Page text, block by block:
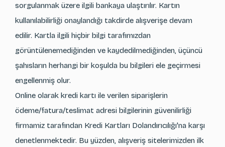
sorgulanmak üzere ilgili bankaya ulaştırılır. Kartın
kullanılabilirliği onaylandığı takdirde alışverişe devam
edilir. Kartla ilgili hiçbir bilgi tarafımızdan
görüntülenemediğinden ve kaydedilmediğinden, üçüncü
şahısların herhangi bir koşulda bu bilgileri ele geçirmesi
engellenmiş olur.
Online olarak kredi kartı ile verilen siparişlerin
ödeme/fatura/teslimat adresi bilgilerinin güvenilirliği
firmamiz tarafından Kredi Kartları Dolandırıcılığı'na karşı
denetlenmektedir. Bu yüzden, alışveriş sitelerimizden ilk